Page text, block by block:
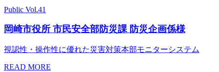
Public Vol.41
岡崎市役所 市民安全部防災課 防災企画係様
視認性・操作性に優れた災害対策本部モニターシステム
READ MORE